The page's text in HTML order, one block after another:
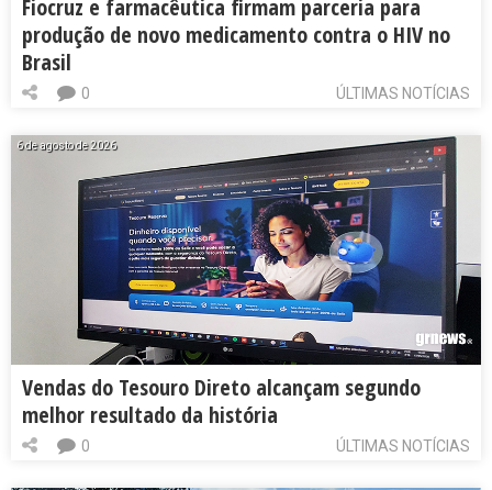
Fiocruz e farmacêutica firmam parceria para
produção de novo medicamento contra o HIV no
Brasil
ÚLTIMAS NOTÍCIAS
0
6 de agosto de 2026
Vendas do Tesouro Direto alcançam segundo
melhor resultado da história
ÚLTIMAS NOTÍCIAS
0